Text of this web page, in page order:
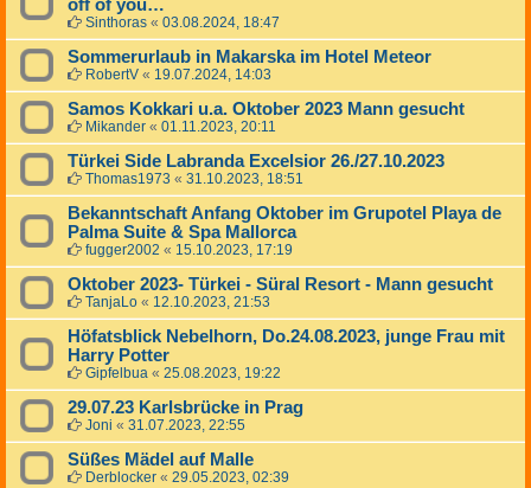
off of you…
Sinthoras « 03.08.2024, 18:47
Sommerurlaub in Makarska im Hotel Meteor
RobertV « 19.07.2024, 14:03
Samos Kokkari u.a. Oktober 2023 Mann gesucht
Mikander « 01.11.2023, 20:11
Türkei Side Labranda Excelsior 26./27.10.2023
Thomas1973 « 31.10.2023, 18:51
Bekanntschaft Anfang Oktober im Grupotel Playa de
Palma Suite & Spa Mallorca
fugger2002 « 15.10.2023, 17:19
Oktober 2023- Türkei - Süral Resort - Mann gesucht
TanjaLo « 12.10.2023, 21:53
Höfatsblick Nebelhorn, Do.24.08.2023, junge Frau mit
Harry Potter
Gipfelbua « 25.08.2023, 19:22
29.07.23 Karlsbrücke in Prag
Joni « 31.07.2023, 22:55
Süßes Mädel auf Malle
Derblocker « 29.05.2023, 02:39